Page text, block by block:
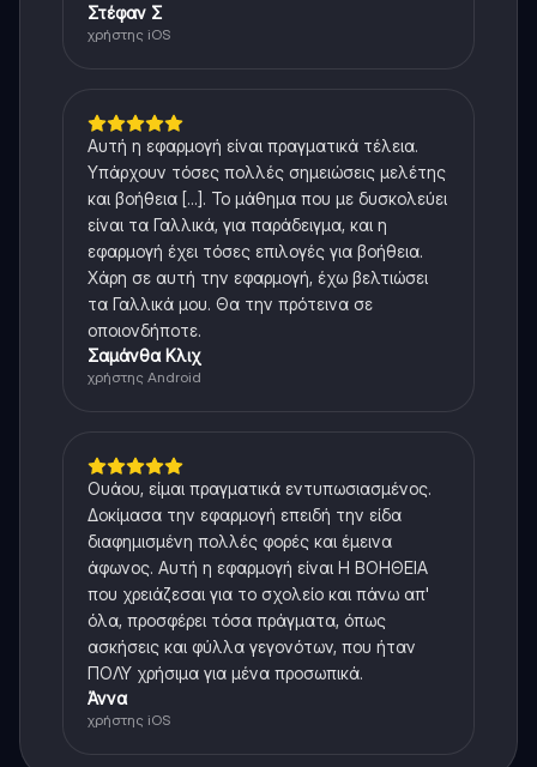
Στέφαν Σ
χρήστης iOS
Αυτή η εφαρμογή είναι πραγματικά τέλεια.
Υπάρχουν τόσες πολλές σημειώσεις μελέτης
και βοήθεια [...]. Το μάθημα που με δυσκολεύει
είναι τα Γαλλικά, για παράδειγμα, και η
εφαρμογή έχει τόσες επιλογές για βοήθεια.
Χάρη σε αυτή την εφαρμογή, έχω βελτιώσει
τα Γαλλικά μου. Θα την πρότεινα σε
οποιονδήποτε.
Σαμάνθα Κλιχ
χρήστης Android
Ουάου, είμαι πραγματικά εντυπωσιασμένος.
Δοκίμασα την εφαρμογή επειδή την είδα
διαφημισμένη πολλές φορές και έμεινα
άφωνος. Αυτή η εφαρμογή είναι Η ΒΟΗΘΕΙΑ
που χρειάζεσαι για το σχολείο και πάνω απ'
όλα, προσφέρει τόσα πράγματα, όπως
ασκήσεις και φύλλα γεγονότων, που ήταν
ΠΟΛΥ χρήσιμα για μένα προσωπικά.
Άννα
χρήστης iOS